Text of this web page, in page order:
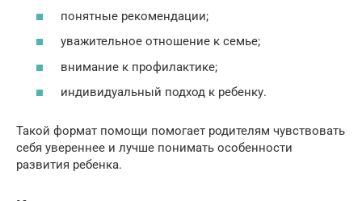
понятные рекомендации;
уважительное отношение к семье;
внимание к профилактике;
индивидуальный подход к ребенку.
Такой формат помощи помогает родителям чувствовать
себя увереннее и лучше понимать особенности
развития ребенка.